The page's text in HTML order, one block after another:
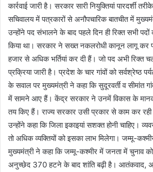
कार्रवाई जारी है। सरकार सारी नियुक्तियां पारदर्शी
सचिवालय में पत्रकारों से अनौपचारिक बातचीत में
उन्होंने पद संभालने के बाद पहले दिन ही रिक्त सभी
किया था। सरकार ने सख्त नकलरोधी कानून लागू कर
हजार से अधिक भर्तियां कर दी हैं। जो पद अभी रिक्त
प्रक्रिया जारी है। प्रदेश के चार गांवों को सर्वश्रेष्ठ
के सवाल पर मुख्यमंत्री ने कहा कि सुदूरवर्ती व सीमांत
में सामने आए हैं। केंद्र सरकार ने उनमें विकास के
तय किए हैं। राज्य सरकार उसी प्रकार से काम कर रही
उन्होंने कहा कि जिला इकाइयां सशक्त होनी चाहिए।
तो अधिक व्यक्तियों को इसका लाभ मिलेगा। जम्मू-
मुख्यमंत्री ने कहा कि जम्मू-कश्मीर में जनता में चुनाव
अनुच्छेद 370 हटने के बाद शांति बढ़ी है। आतंकवाद,